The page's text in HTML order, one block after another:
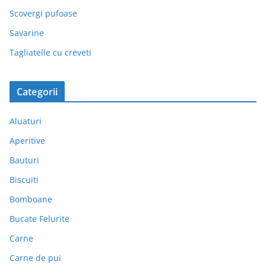
Scovergi pufoase
Savarine
Tagliatelle cu creveti
Categorii
Aluaturi
Aperitive
Bauturi
Biscuiti
Bomboane
Bucate Felurite
Carne
Carne de pui